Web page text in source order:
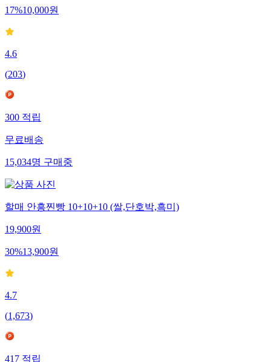
17%10,000원
4.6
(203)
300적립
무료배송
15,034명구매중
할매 안흥찐빵 10+10+10 (쌀,단호박,흑미)
19,900원
30%13,900원
4.7
(1,673)